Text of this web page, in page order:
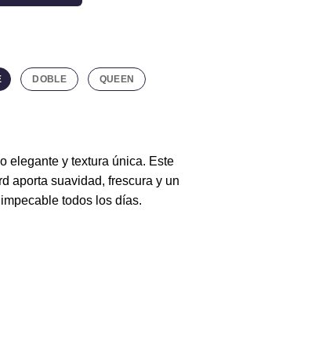
DOBLE QUEEN
cantidad
elegante y textura única. Este
aporta suavidad, frescura y un
todos los días.